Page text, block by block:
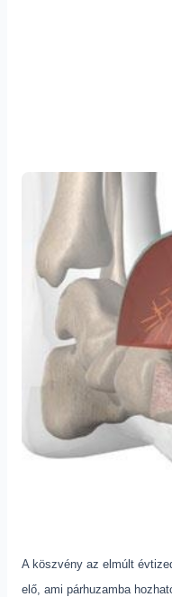
A köszvény az elmúlt
elő, ami párhuzamba